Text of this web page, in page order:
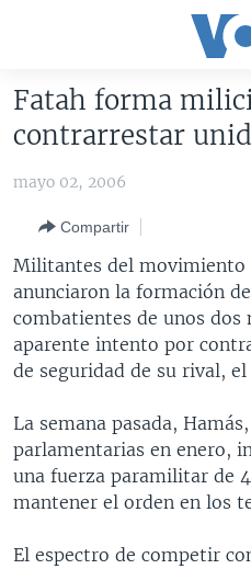
accesibilidad
al
principal
Salte
navegador
principal
Salte
búsqueda
AMÉRICA DEL NORTE
MÉXICO
HAITÍ
ELECCIONES EEUU
VOTO DIVIDIDO
VOA VERIFICA
VOA VERIFICA UCRANIA/
VOA VERIFICA INMIGRACIÓN
VOA VERIFICA AMÉRICA
AMÉRICA LATINA
ARGENTINA
BOLIVIA
COLOMBIA
PERÚ
ECUADOR
VENEZUELA
BRASIL
CHINA EN AMÉRICA LATINA
CENTROAMÉRICA
COSTA RICA
GUATEMALA
HONDURAS
NICARAGUA
OTRAS SECCIONES
LIBERTAD DE PRENSA
MUNDO
ECONOMÍA
ENTRETENIMIENTO Y
LIBERTAD DE PRENSA
UCRANIA
MULTIMEDIA
VIDEOS
PROGRAMAS TV
Fatah forma
contrarrestar
mayo 02, 2006
Compartir
Militantes del movimiento
anunciaron la formación
combatientes de unos dos
aparente intento por
de seguridad de su rival,
La semana pasada,
parlamentarias en enero,
una fuerza paramilitar de
mantener el orden en los
El espectro de competir